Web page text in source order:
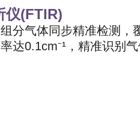
仪(FTIR)
分气体同步精准检测
达0.1cm⁻¹，精准识别